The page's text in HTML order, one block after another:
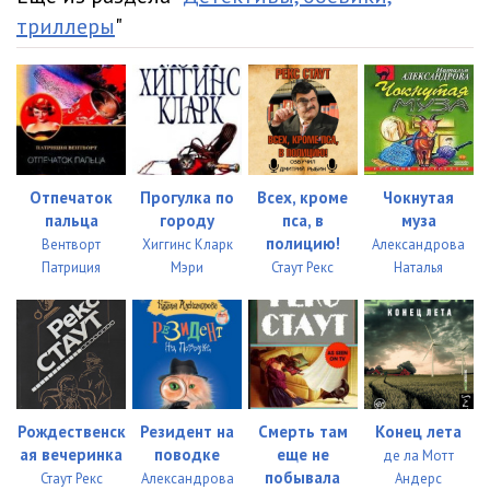
32_Day_mne_ruku_tma
33_Day_mne_ruku_tma 26:57
34_Day_mne_ruku_tma 20:05
35_Day_mne_ruku_tma 32:26
36_Day_mne_ruku_tma 29:37
37_Day_mne_ruku_tma 15:06
38_Day_mne_ruku_tma 17:22
39_Day_mne_ruku_tma 33:13
40_Epilog 19:40
триллеры"
Отпечаток
пальца
Вентворт
Патриция
Прогулка по
городу
Хиггинс Кларк
Мэри
Всех, кроме
пса, в
полицию!
Стаут Рекс
Чокнутая
муза
Александрова
Наталья
Рождественск
ая вечеринка
Стаут Рекс
Резидент на
поводке
Александрова
Смерть там
еще не
побывала
Конец лета
де ла Мотт
Андерс